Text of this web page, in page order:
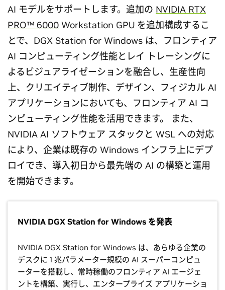
AI モデルをサポートします。追加の NVIDIA RTX
PRO™ 6000 Workstation GPU を追加構成するこ
とで、DGX Station for Windows は、フロンティア
AI コンピューティング性能とレイ トレーシングに
よるビジュアライゼーションを融合し、生産性向
上、クリエイティブ制作、デザイン、フィジカル AI
アプリケーションにおいても、 フロンティア AI コ
ンピューティング性能を活用できます。 また、
NVIDIA AI ソフトウェア スタックと WSL への対応
により、企業は既存の Windows インフラ上にデプ
ロイでき、導入初日から最先端の AI の構築と運用
を開始できます。
NVIDIA DGX Station for Windows を発表
NVIDIA DGX Station for Windows は、あらゆる企業の
デスクに 1 兆パラメーター規模の AI スーパーコンピュ
ーターを搭載し、常時稼働のフロンティア AI エージェ
ントを構築、実行し、エンタープライズ アプリケーショ